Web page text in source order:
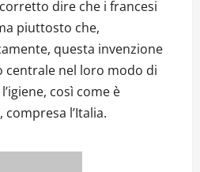
dire che i francesi
piuttosto che,
questa invenzione
centrale nel loro modo di
così come è
l’Italia.